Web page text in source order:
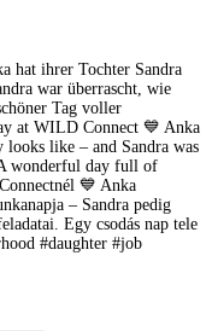
hat ihrer Tochter Sandra
war überrascht, wie
Tag voller
at WILD Connect 💙 Anka
looks like – and Sandra was
wonderful day full of
💙 Anka
– Sandra pedig
Egy csodás nap tele
#daughter #job